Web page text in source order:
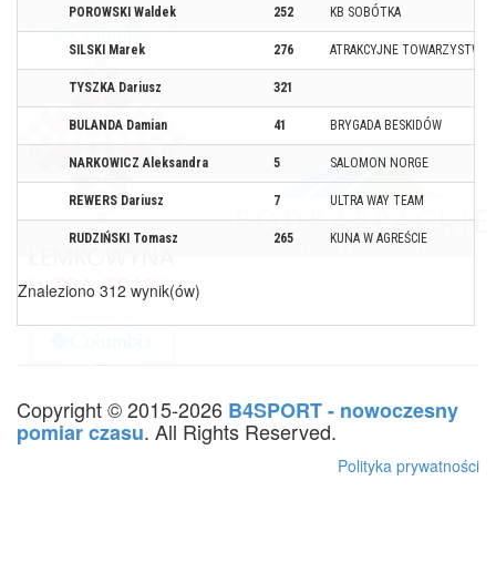
POROWSKI Waldek 252 KB SOBÓTKA
SILSKI Marek 276 ATRAKCYJNE TOWARZYSTWO
TYSZKA Dariusz 321
BULANDA Damian 41 BRYGADA BESKIDÓW
NARKOWICZ Aleksandra 5 SALOMON NORGE
REWERS Dariusz 7 ULTRA WAY TEAM
RUDZIŃSKI Tomasz 265 KUNA W AGREŚCIE
Znaleziono 312 wynik(ów)
Copyright © 2015-2026 B4SPORT - nowoczesny
pomiar czasu. All Rights Reserved.
Polityka prywatności